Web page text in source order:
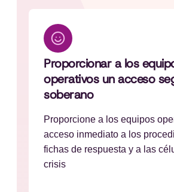
Proporcionar a los
operativos un acceso
soberano
Proporcione a los equipos
acceso inmediato a los
fichas de respuesta y a las
crisis